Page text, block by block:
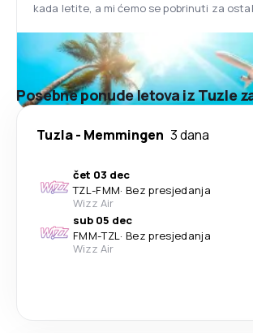
kada letite, a mi ćemo se pobrinuti za
Posebne ponude letova iz Tuzle
Tuzla- Memmingen 3 dana
čet 03 dec
TZL-FMM· Bez presjedanja
Wizz Air
sub 05 dec
FMM-TZL· Bez presjedanja
Wizz Air